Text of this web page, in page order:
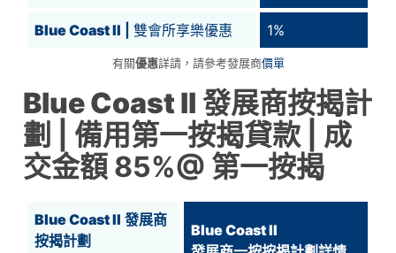
Blue Coast II |雙會所享樂優惠 1%
有關優惠詳請，請參考發展商價單
Blue Coast II 發展商按揭計
劃 | 備用第一按揭貸款 | 成
交金額 85%@ 第一按揭
Blue Coast II 發展商
按揭計劃
Blue Coast II